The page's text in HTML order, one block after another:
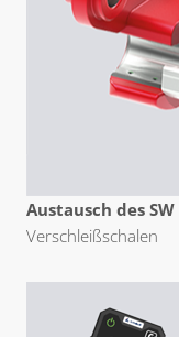
Austausch des SW
Verschleißschalen